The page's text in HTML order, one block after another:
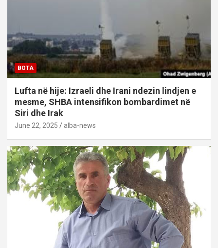
BOTA
Lufta në hije: Izraeli dhe Irani ndezin lindjen e
mesme, SHBA intensifikon bombardimet në
Siri dhe Irak
June 22, 2025 alba-news